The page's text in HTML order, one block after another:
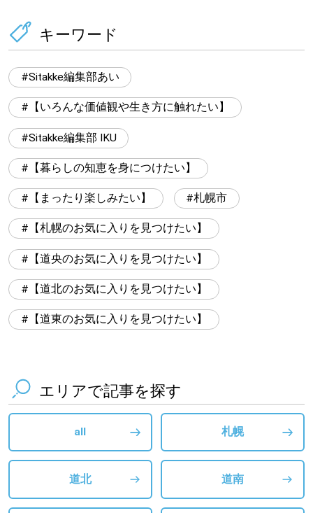
キーワード
Sitakke編集部あい
【いろんな価値観や生き方に触れたい】
Sitakke編集部 IKU
【暮らしの知恵を身につけたい】
【まったり楽しみたい】 札幌市
【札幌のお気に入りを見つけたい】
【道央のお気に入りを見つけたい】
【道北のお気に入りを見つけたい】
【道東のお気に入りを見つけたい】
エリアで記事を探す
all 札幌
道北 道南